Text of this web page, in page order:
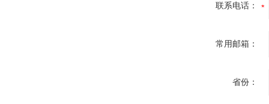
联系电话：
常用邮箱：
省份：